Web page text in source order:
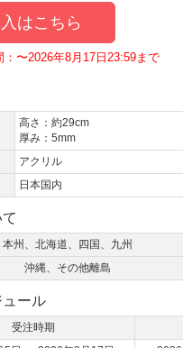
はこちら
：〜2026年8月17日23:59まで
高さ：約29cm
厚み：5mm
アクリル
日本国内
本州、北海道、四国、九州
沖縄、その他離島
ール
受注時期